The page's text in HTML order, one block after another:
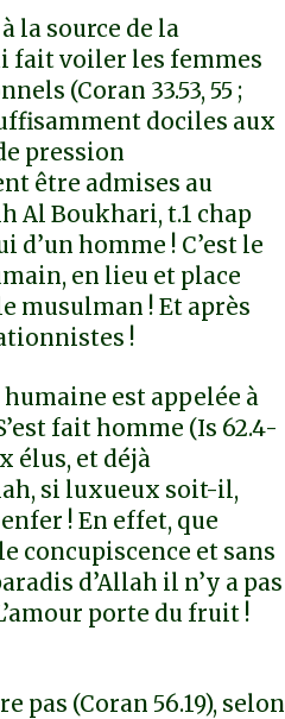
la source de la
fait voiler les femmes
(Coran 33.53, 55 ;
dociles aux
pression
être admises au
Al Boukhari, t.1 chap
homme ! C’est le
en lieu et place
musulman ! Et après
!
est appelée à
fait homme (Is 62.4-
élus, et déjà
si luxueux soit-il,
! En effet, que
concupiscence et sans
d’Allah il n’y a pas
porte du fruit !
pas (Coran 56.19), selon